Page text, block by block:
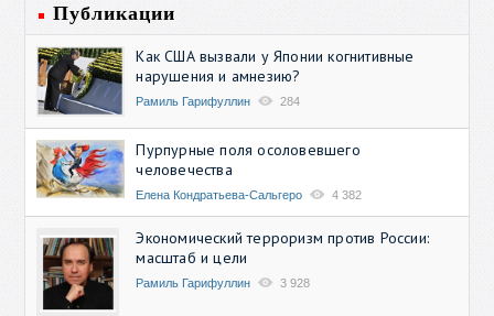
Публикации
Как США вызвали у Японии когнитивные
нарушения и амнезию?
Рамиль Гарифуллин 284
Пурпурные поля осоловевшего
человечества
Елена Кондратьева-Сальгеро 4 382
Экономический терроризм против России:
масштаб и цели
Рамиль Гарифуллин 3 928